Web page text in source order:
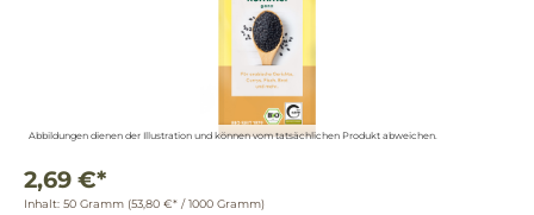
Abbildungen dienen der Illustration und können vom tatsächlichen Produkt abweichen.
2,69 €*
Inhalt: 50 Gramm (53,80 €* / 1000 Gramm)